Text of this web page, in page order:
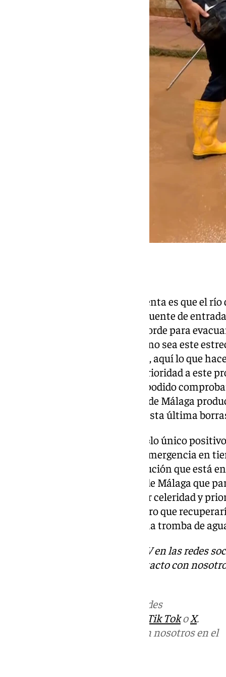
Otro de las claves a tener en cuenta es que el
los caudales y el ensanche del puente de
estructuras tienen que estar acorde para
darle mayor amplitud para que no sea este
hace mucho daño. En definitiva, aquí lo que
Administración tiene que dar prioridad a este
materia, Ángel García Vidal ha podido
muchos puntos de la provincia de Málaga
pasado año y, asevera, que con esta última
Sin embargo, para este técnico «lo único
realizado todos los equipos de emergencia en
atender a la población. Una solución que está
Andalucía y del Ayuntamiento de Málaga que
deberían acometer con la mayor celeridad y
del alto coste de la inversión, pero que
barriada que tiembla cuando una tromba de
Descubre más noticias de 101TV en las redes
. Puedes ponerte en contacto con
en las redes
Tik TokoX.
Puedes ponerte en contacto con nosotros en el